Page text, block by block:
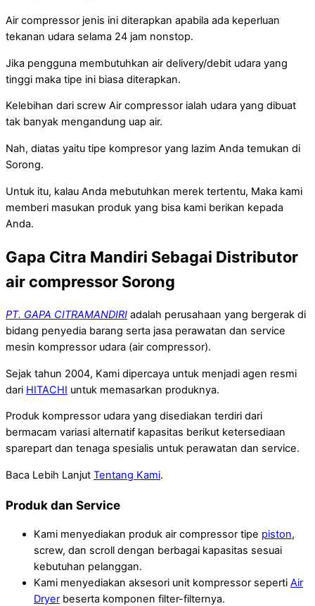
Air compressor jenis ini diterapkan apabila ada keperluan
tekanan udara selama 24 jam nonstop.
Jika pengguna membutuhkan air delivery/debit udara yang
tinggi maka tipe ini biasa diterapkan.
Kelebihan dari screw Air compressor ialah udara yang dibuat
tak banyak mengandung uap air.
Nah, diatas yaitu tipe kompresor yang lazim Anda temukan di
Sorong.
Untuk itu, kalau Anda mebutuhkan merek tertentu, Maka kami
memberi masukan produk yang bisa kami berikan kepada
Anda.
Gapa Citra Mandiri Sebagai Distributor
air compressor Sorong
PT. GAPA CITRAMANDIRI adalah perusahaan yang bergerak di
bidang penyedia barang serta jasa perawatan dan service
mesin kompressor udara (air compressor).
Sejak tahun 2004, Kami dipercaya untuk menjadi agen resmi
dari HITACHI untuk memasarkan produknya.
Produk kompressor udara yang disediakan terdiri dari
bermacam variasi alternatif kapasitas berikut ketersediaan
sparepart dan tenaga spesialis untuk perawatan dan service.
Baca Lebih Lanjut Tentang Kami.
Produk dan Service
Kami menyediakan produk air compressor tipe piston,
screw, dan scroll dengan berbagai kapasitas sesuai
kebutuhan pelanggan.
Kami menyediakan aksesori unit kompressor seperti Air
Dryer beserta komponen filter-filternya.